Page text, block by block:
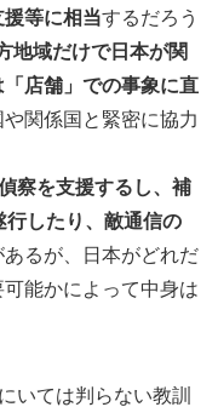
等に相当するだろう
地域だけで日本が関
店舗」での事象に直
関係国と緊密に協力
察を支援するし、補
行したり、敵通信の
るが、日本がどれだ
能かによって中身は
いては判らない教訓